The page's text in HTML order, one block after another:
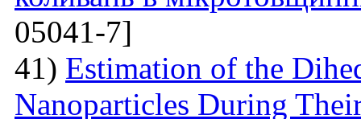
05041-7]
41) Estimation of the
Nanoparticles During